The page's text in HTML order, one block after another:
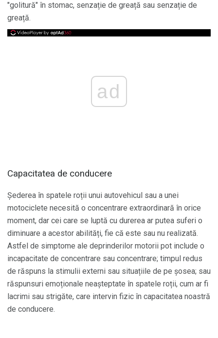
"golitură" în stomac, senzație de greață sau senzație de
greață.
ad
Capacitatea de conducere
Șederea în spatele roții unui autovehicul sau a unei
motociclete necesită o concentrare extraordinară în orice
moment, dar cei care se luptă cu durerea ar putea suferi o
diminuare a acestor abilități, fie că este sau nu realizată.
Astfel de simptome ale deprinderilor motorii pot include o
incapacitate de concentrare sau concentrare; timpul redus
de răspuns la stimulii externi sau situațiile de pe șosea; sau
răspunsuri emoționale neașteptate în spatele roții, cum ar fi
lacrimi sau strigăte, care intervin fizic în capacitatea noastră
de conducere.